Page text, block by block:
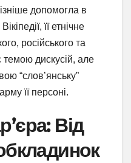
допомогла в
її етнічне
російського та
темою дискусій, але
“слов’янську”
її персоні.
Від